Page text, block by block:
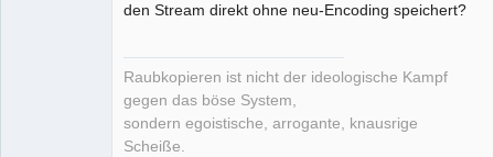
den Stream direkt ohne neu-Encoding speichert?
Raubkopieren ist nicht der ideologische Kampf
gegen das böse System,
sondern egoistische, arrogante, knausrige
Scheiße.